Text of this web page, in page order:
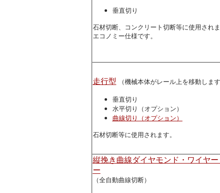
垂直切り
石材切断、コンクリート切断等に使用され
エコノミー仕様です。
走行型 （機械本体がレール上を移動しま
垂直切り
水平切り（オプション）
曲線切り（オプション）
石材切断等に使用されます。
縦挽き曲線ダイヤモンド・ワイヤー
ー
（全自動曲線切断）